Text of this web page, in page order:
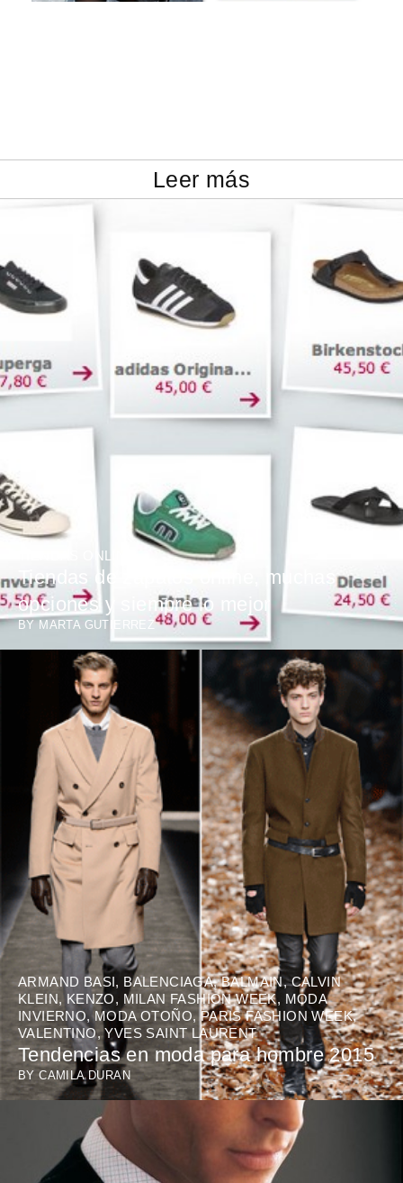
Leer más
TIENDAS ONLINE
Tiendas de zapatos online, muchas
opciones y siempre lo mejor
BY MARTA GUTIERREZ
ARMAND BASI, BALENCIAGA,BALMAIN,CALVIN
KLEIN, KENZO, MILAN FASHION WEEK, MODA
INVIERNO,MODA OTOÑO, PARIS FASHION WEEK,
VALENTINO,YVES SAINT LAURENT
Tendencias en moda para hombre 2015
BY CAMILA DURAN